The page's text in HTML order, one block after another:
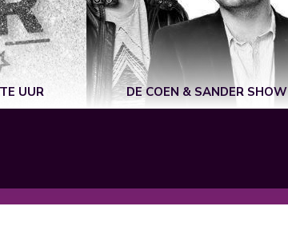
UUR DE COEN & SANDER SHOW